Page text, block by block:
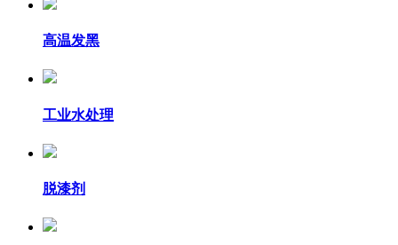
高温发黑
工业水处理
脱漆剂